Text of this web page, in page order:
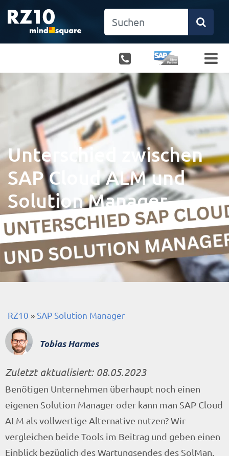
Unterschied zwischen
SAP Cloud ALM und
Solution Manager
RZ10 » SAP Solution Manager
Tobias Harmes
Zuletzt aktualisiert: 08.05.2023
Benötigen Unternehmen überhaupt noch einen
eigenen Solution Manager oder kann man SAP Cloud
ALM als vollwertige Alternative nutzen? Wir
vergleichen beide Tools im Beitrag und geben einen
Einblick bezüglich des Wartungsendes des SolMan.